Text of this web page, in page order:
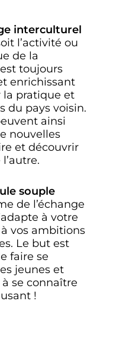
interculturel
l’activité ou
de la
toujours
enrichissant
la pratique et
du pays voisin.
ainsi
nouvelles
et découvrir
souple
de l’échange
à votre
vos ambitions
Le but est
faire se
jeunes et
se connaître
!